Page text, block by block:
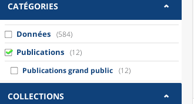
CATÉGORIES
Données (584)
Publications (12)
Publications grand public (12)
COLLECTIONS